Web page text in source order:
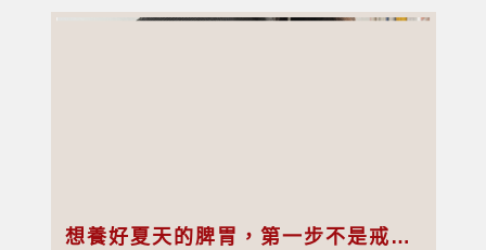
想養好夏天的脾胃，第一步不是戒口，而是學會正確消暑